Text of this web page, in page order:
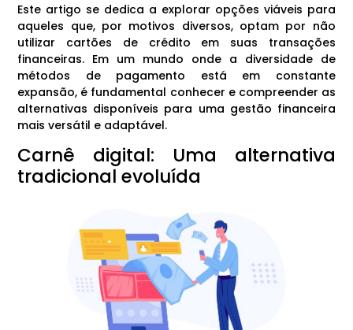
Este artigo se dedica a explorar opções viáveis para
aqueles que, por motivos diversos, optam por não
utilizar cartões de crédito em suas transações
financeiras. Em um mundo onde a diversidade de
métodos de pagamento está em constante
expansão, é fundamental conhecer e compreender as
alternativas disponíveis para uma gestão financeira
mais versátil e adaptável.
Carnê digital: Uma alternativa
tradicional evoluída